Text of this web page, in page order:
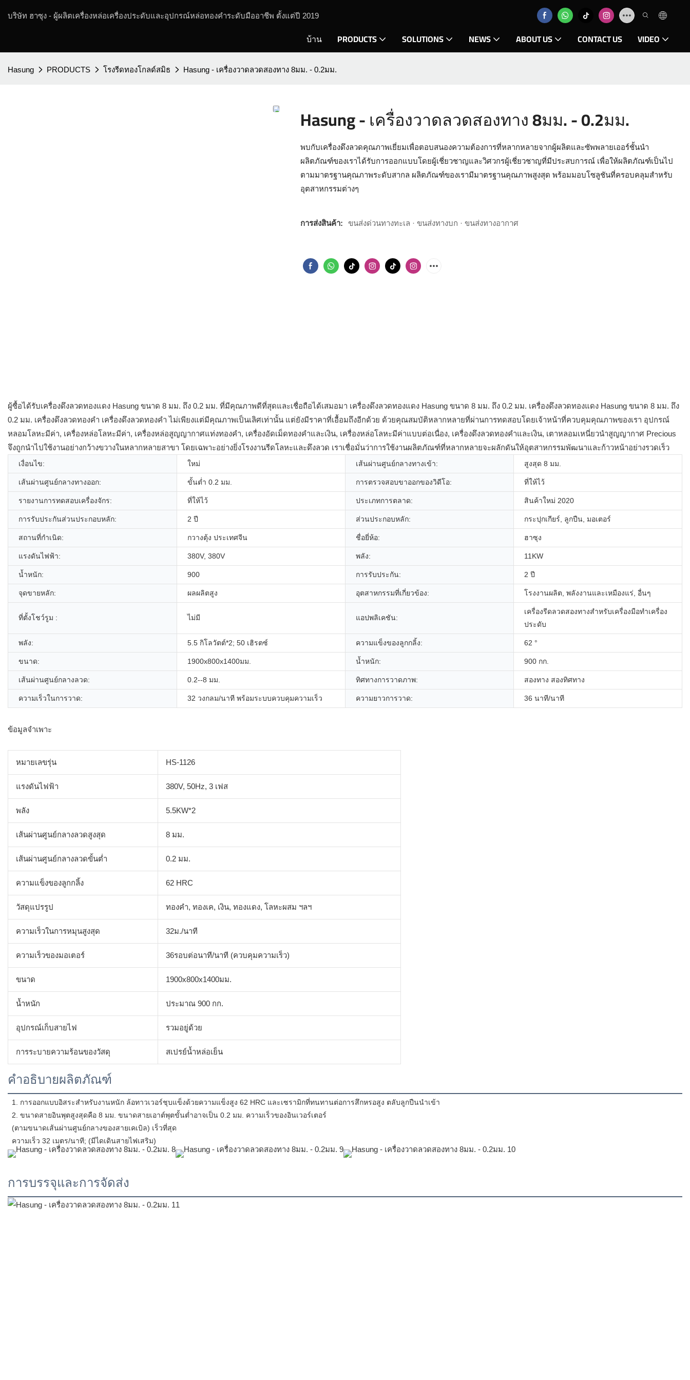
บริษัท ฮาซุง - ผู้ผลิตเครื่องหล่อเครื่องประดับและอุปกรณ์หล่อทองคำระดับมืออาชีพ ตั้งแต่ปี 2019
บ้าน PRODUCTS SOLUTIONS NEWS ABOUT US CONTACT US VIDEO
Hasung PRODUCTS โรงรีดทองโกลด์สมิธ Hasung - เครื่องวาดลวดสองทาง 8มม. - 0.2มม.
Hasung - เครื่องวาดลวดสองทาง 8มม. - 0.2มม.
พบกับเครื่องดึงลวดคุณภาพเยี่ยมเพื่อตอบสนองความต้องการที่หลากหลายจากผู้ผลิตและซัพพลายเออร์ชั้นนำ
ผลิตภัณฑ์ของเราได้รับการออกแบบโดยผู้เชี่ยวชาญและวิศวกรผู้เชี่ยวชาญที่มีประสบการณ์ เพื่อให้ผลิตภัณฑ์เป็นไป
ตามมาตรฐานคุณภาพระดับสากล ผลิตภัณฑ์ของเรามีมาตรฐานคุณภาพสูงสุด พร้อมมอบโซลูชันที่ครอบคลุมสำหรับ
อุตสาหกรรมต่างๆ
การส่งสินค้า: ขนส่งด่วนทางทะเล · ขนส่งทางบก · ขนส่งทางอากาศ
ผู้ซื้อได้รับเครื่องดึงลวดทองแดง Hasung ขนาด 8 มม. ถึง 0.2 มม. ที่มีคุณภาพดีที่สุดและเชื่อถือได้เสมอมา เครื่องดึงลวดทองแดง Hasung ขนาด 8 มม. ถึง 0.2 มม. เครื่องดึงลวดทองแดง Hasung ขนาด 8 มม. ถึง
0.2 มม. เครื่องดึงลวดทองคำ เครื่องดึงลวดทองคำ ไม่เพียงแต่มีคุณภาพเป็นเลิศเท่านั้น แต่ยังมีราคาที่เอื้อมถึงอีกด้วย ด้วยคุณสมบัติหลากหลายที่ผ่านการทดสอบโดยเจ้าหน้าที่ควบคุมคุณภาพของเรา อุปกรณ์
หลอมโลหะมีค่า, เครื่องหล่อโลหะมีค่า, เครื่องหล่อสูญญากาศแท่งทองคำ, เครื่องอัดเม็ดทองคำและเงิน, เครื่องหล่อโลหะมีค่าแบบต่อเนื่อง, เครื่องดึงลวดทองคำและเงิน, เตาหลอมเหนี่ยวนำสูญญากาศ Precious
จึงถูกนำไปใช้งานอย่างกว้างขวางในหลากหลายสาขา โดยเฉพาะอย่างยิ่งโรงงานรีดโลหะและดึงลวด เราเชื่อมั่นว่าการใช้งานผลิตภัณฑ์ที่หลากหลายจะผลักดันให้อุตสาหกรรมพัฒนาและก้าวหน้าอย่างรวดเร็ว
เงื่อนไข: ใหม่ เส้นผ่านศูนย์กลางทางเข้า: สูงสุด 8 มม.
เส้นผ่านศูนย์กลางทางออก: ขั้นต่ำ 0.2 มม. การตรวจสอบขาออกของวิดีโอ: ที่ให้ไว้
รายงานการทดสอบเครื่องจักร: ที่ให้ไว้ ประเภทการตลาด: สินค้าใหม่ 2020
การรับประกันส่วนประกอบหลัก: 2 ปี ส่วนประกอบหลัก: กระปุกเกียร์, ลูกปืน, มอเตอร์
สถานที่กำเนิด: กวางตุ้ง ประเทศจีน ชื่อยี่ห้อ: ฮาซุง
แรงดันไฟฟ้า: 380V, 380V พลัง: 11KW
น้ำหนัก: 900 การรับประกัน: 2 ปี
จุดขายหลัก: ผลผลิตสูง อุตสาหกรรมที่เกี่ยวข้อง: โรงงานผลิต, พลังงานและเหมืองแร่, อื่นๆ
ที่ตั้งโชว์รูม : ไม่มี แอปพลิเคชัน:
เครื่องรีดลวดสองทางสำหรับเครื่องมือทำเครื่อง
ประดับ
พลัง: 5.5 กิโลวัตต์*2; 50 เฮิรตซ์ ความแข็งของลูกกลิ้ง: 62 °
ขนาด: 1900x800x1400มม. น้ำหนัก: 900 กก.
เส้นผ่านศูนย์กลางลวด: 0.2--8 มม. ทิศทางการวาดภาพ: สองทาง สองทิศทาง
ความเร็วในการวาด: 32 วงกลม/นาที พร้อมระบบควบคุมความเร็ว ความยาวการวาด: 36 นาที/นาที
ข้อมูลจำเพาะ
หมายเลขรุ่น HS-1126
แรงดันไฟฟ้า 380V, 50Hz, 3 เฟส
พลัง 5.5KW*2
เส้นผ่านศูนย์กลางลวดสูงสุด 8 มม.
เส้นผ่านศูนย์กลางลวดขั้นต่ำ 0.2 มม.
ความแข็งของลูกกลิ้ง 62 HRC
วัสดุแปรรูป ทองคำ, ทองเค, เงิน, ทองแดง, โลหะผสม ฯลฯ
ความเร็วในการหมุนสูงสุด 32ม./นาที
ความเร็วของมอเตอร์ 36รอบต่อนาที/นาที (ควบคุมความเร็ว)
ขนาด 1900x800x1400มม.
น้ำหนัก ประมาณ 900 กก.
อุปกรณ์เก็บสายไฟ รวมอยู่ด้วย
การระบายความร้อนของวัสดุ สเปรย์น้ำหล่อเย็น
คำอธิบายผลิตภัณฑ์
1. การออกแบบอิสระสำหรับงานหนัก ล้อทาวเวอร์ชุบแข็งด้วยความแข็งสูง 62 HRC และเซรามิกที่ทนทานต่อการสึกหรอสูง ตลับลูกปืนนำเข้า
2. ขนาดสายอินพุตสูงสุดคือ 8 มม. ขนาดสายเอาต์พุตขั้นต่ำอาจเป็น 0.2 มม. ความเร็วของอินเวอร์เตอร์
(ตามขนาดเส้นผ่านศูนย์กลางของสายเคเบิล) เร็วที่สุด
ความเร็ว 32 เมตร/นาที; (มีไดเดินสายไฟเสริม)
การบรรจุและการจัดส่ง